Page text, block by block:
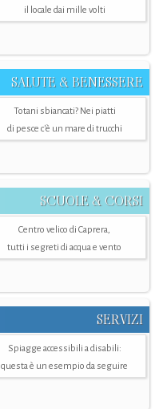
il locale dai mille volti
SALUTE & BENESSERE
Totani sbiancati? Nei piatti
di pesce c'è un mare di trucchi
SCUOLE & CORSI
Centro velico di Caprera,
tutti i segreti di acqua e vento
SERVIZI
Spiagge accessibili a disabili:
questa è un esempio da seguire